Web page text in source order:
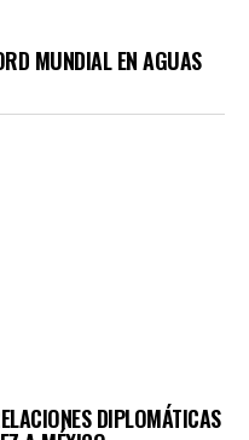
MUNDIAL EN AGUAS
DIPLOMÁTICAS